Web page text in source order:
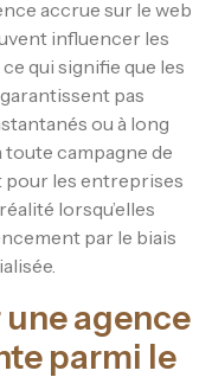
accrue sur le web
influencer les
qui signifie que les
pas
ou à long
toute campagne de
les entreprises
lorsqu’elles
par le biais
agence
parmi le